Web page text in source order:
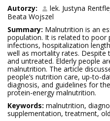
Autorzy: lek. Justyna
Beata Wojszel
Summary: Malnutrition is an
population. It is related to poor
infections, hospitalization
well as mortality rates. Despite
and untreated. Elderly people
malnutrition. The article
people’s nutrition care, up-to-
diagnosis, and guidelines for
protein-energy malnutrition.
Keywords: malnutrition,
supplementation, treatment,